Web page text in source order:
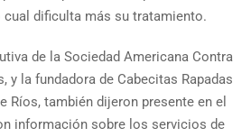
cual dificulta más su tratamiento.
de la Sociedad Americana Contra
y la fundadora de Cabecitas Rapadas
Ríos, también dijeron presente en el
información sobre los servicios de